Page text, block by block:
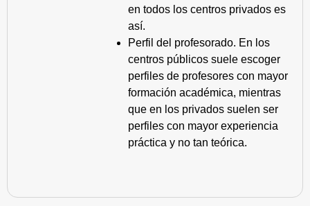
en todos los centros privados es
así.
Perfil del profesorado. En los
centros públicos suele escoger
perfiles de profesores con mayor
formación académica, mientras
que en los privados suelen ser
perfiles con mayor experiencia
práctica y no tan teórica.